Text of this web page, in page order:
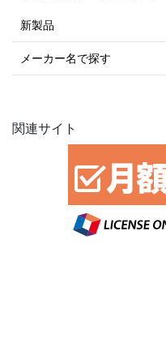
新製品
メーカー名で探す
関連サイト